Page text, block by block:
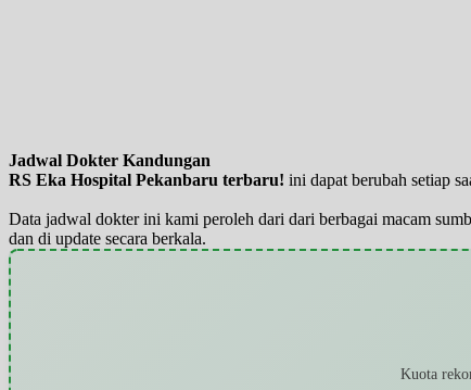
Jadwal Dokter Kandungan
RS Eka Hospital Pekanbaru terbaru! ini dapat berubah setiap
Data jadwal dokter ini kami peroleh dari dari berbagai macam
dan di update secara berkala.
Kuota